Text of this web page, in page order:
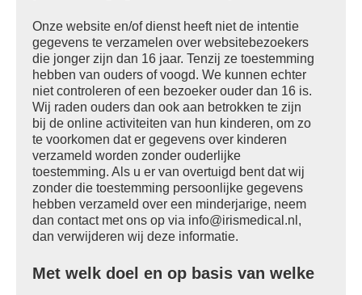
Onze website en/of dienst heeft niet de intentie
gegevens te verzamelen over websitebezoekers
die jonger zijn dan 16 jaar. Tenzij ze toestemming
hebben van ouders of voogd. We kunnen echter
niet controleren of een bezoeker ouder dan 16 is.
Wij raden ouders dan ook aan betrokken te zijn
bij de online activiteiten van hun kinderen, om zo
te voorkomen dat er gegevens over kinderen
verzameld worden zonder ouderlijke
toestemming. Als u er van overtuigd bent dat wij
zonder die toestemming persoonlijke gegevens
hebben verzameld over een minderjarige, neem
dan contact met ons op via info@irismedical.nl ,
dan verwijderen wij deze informatie.
Met welk doel en op basis van welke